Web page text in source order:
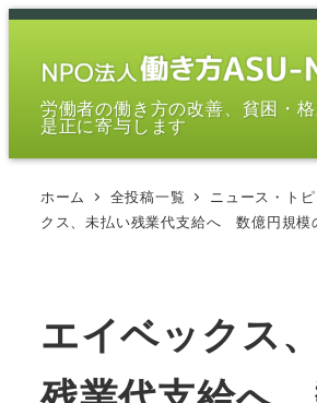
メ
労働者の働き方の改善、貧困・
是正に寄与します
ホーム 全投稿一覧 ニュース・ト
クス、未払い残業代支給へ 数億円規模
エイベックス